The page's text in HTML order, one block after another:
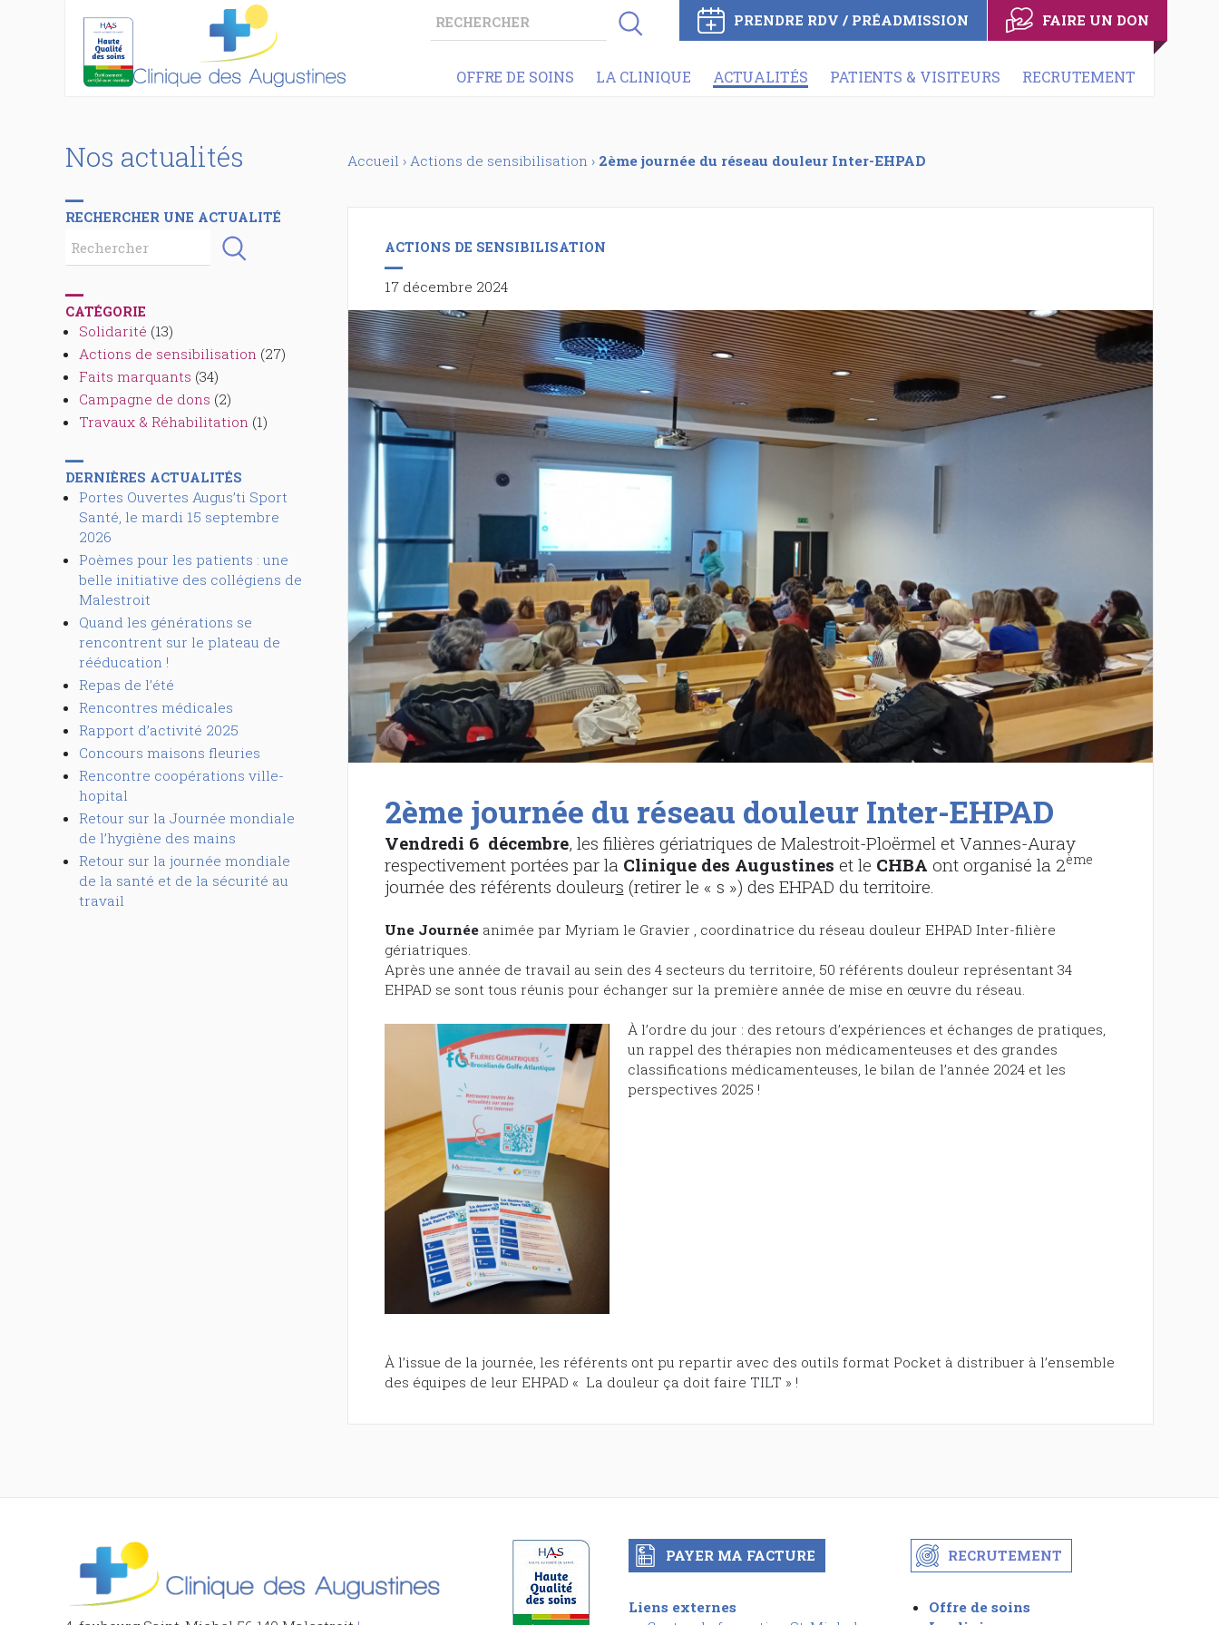
PRENDRE RDV / PRÉADMISSION FAIRE UN DON
OFFRE DE SOINS LA CLINIQUE ACTUALITÉS PATIENTS & VISITEURS RECRUTEMENT
Nos actualités
RECHERCHER UNE ACTUALITÉ
CATÉGORIE
Solidarité (13)
Actions de sensibilisation (27)
Faits marquants (34)
Campagne de dons (2)
Travaux & Réhabilitation (1)
DERNIÈRES ACTUALITÉS
Portes Ouvertes Augus’ti Sport
Santé, le mardi 15 septembre
2026
Poèmes pour les patients : une
belle initiative des collégiens de
Malestroit
Quand les générations se
rencontrent sur le plateau de
rééducation !
Repas de l’été
Rencontres médicales
Rapport d’activité 2025
Concours maisons fleuries
Rencontre coopérations ville-
hopital
Retour sur la Journée mondiale
de l’hygiène des mains
Retour sur la journée mondiale
de la santé et de la sécurité au
travail
Accueil › Actions de sensibilisation › 2ème journée du réseau douleur Inter-EHPAD
ACTIONS DE SENSIBILISATION
17 décembre 2024
2ème journée du réseau douleur Inter-EHPAD
Vendredi 6 décembre, les filières gériatriques de Malestroit-Ploërmel et Vannes-Auray
respectivement portées par la Clinique des Augustines et le CHBA ont organisé la 2ème
journée des référents douleurs (retirer le « s ») des EHPAD du territoire.
Une Journée animée par Myriam le Gravier , coordinatrice du réseau douleur EHPAD Inter-filière
gériatriques.
Après une année de travail au sein des 4 secteurs du territoire, 50 référents douleur représentant 34
EHPAD se sont tous réunis pour échanger sur la première année de mise en œuvre du réseau.
À l’ordre du jour : des retours d’expériences et échanges de pratiques,
un rappel des thérapies non médicamenteuses et des grandes
classifications médicamenteuses, le bilan de l’année 2024 et les
perspectives 2025 !
À l’issue de la journée, les référents ont pu repartir avec des outils format Pocket à distribuer à l’ensemble
des équipes de leur EHPAD « La douleur ça doit faire TILT » !
PAYER MA FACTURE
Liens externes
RECRUTEMENT
Offre de soins